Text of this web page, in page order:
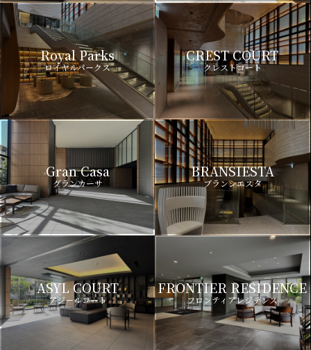
Royal Parks
ロイヤルパークス
CREST COURT
クレストコート
Gran Casa
グランカーサ
BRANSIESTA
ブランシエスタ
ASYL COURT
アジールコート
FRONTIER RESIDENCE
フロンティアレジデンス